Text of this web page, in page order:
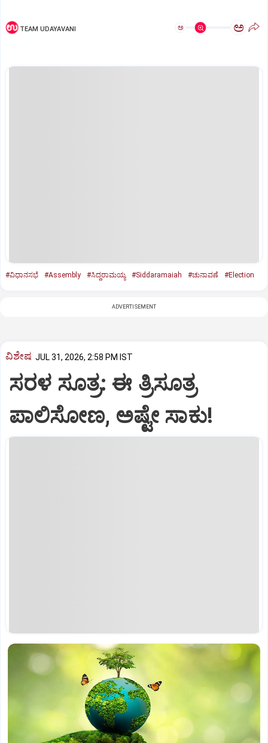
TEAM UDAYAVANI ಅ ಅ
#ವಿಧಾನಸಭೆ #Assembly #ಸಿದ್ದರಾಮಯ್ಯ #Siddaramaiah #ಚುನಾವಣೆ #Election
ADVERTISEMENT
ವಿಶೇಷ JUL 31, 2026, 2:58 PM IST
ಸರಳ ಸೂತ್ರ: ಈ ತ್ರಿಸೂತ್ರ
ಪಾಲಿಸೋಣ, ಅಷ್ಟೇ ಸಾಕು!